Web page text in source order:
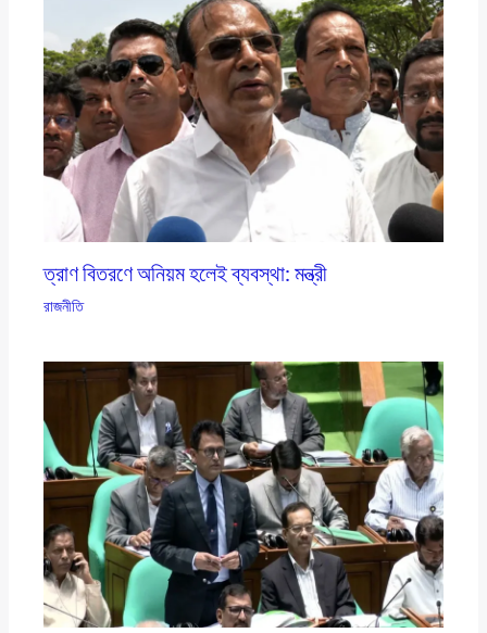
ত্রাণ বিতরণে অনিয়ম হলেই ব্যবস্থা: মন্ত্রী
রাজনীতি